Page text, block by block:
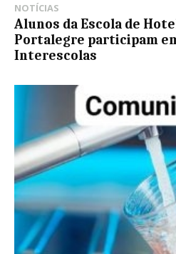
NOTÍCIAS
Alunos da Escola de
Portalegre participam
Interescolas